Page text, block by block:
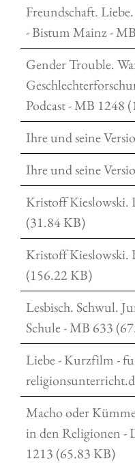
Freundschaft.
- Bistum Mainz -
Gender Trouble.
Podcast - MB 1248
Ihre und seine
Ihre und seine
Kristoff Kieslowski.
(31.84 KB)
Kristoff Kieslowski.
(156.22 KB)
Lesbisch. Schwul.
Schule - MB 633
Liebe - Kurzfilm -
Macho oder
in den Religionen -
1213 (65.83 KB)